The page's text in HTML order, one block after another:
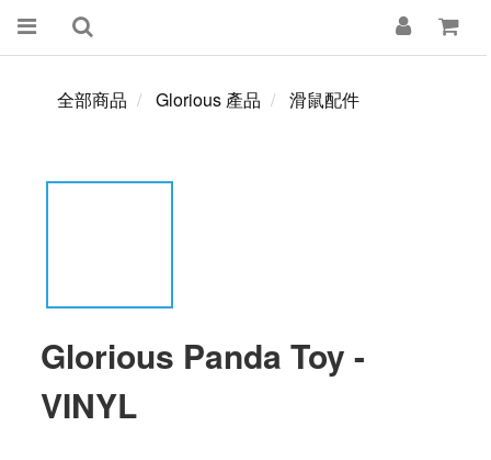
全部商品 Glorious 產品 滑鼠配件
Glorious Panda Toy -
VINYL